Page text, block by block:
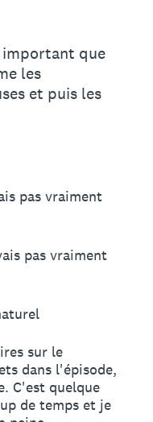
important que
les
et puis les
pas vraiment
pas vraiment
sur le
dans l'épisode,
C'est quelque
de temps et je